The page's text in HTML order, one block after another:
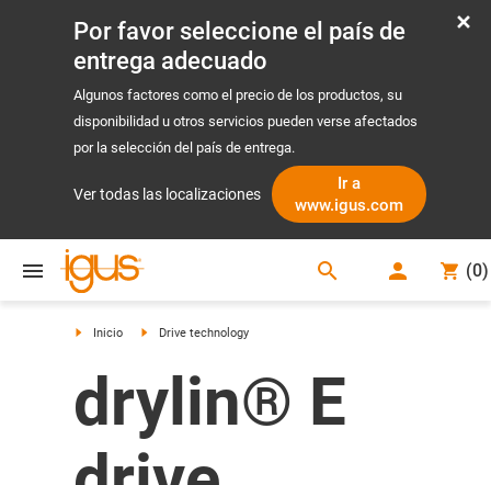
Por favor seleccione el país de
entrega adecuado
Algunos factores como el precio de los productos, su
disponibilidad u otros servicios pueden verse afectados
por la selección del país de entrega.
Ver todas las localizaciones
Ir a
www.igus.com
search (0)
Inicio Drive technology
drylin® E